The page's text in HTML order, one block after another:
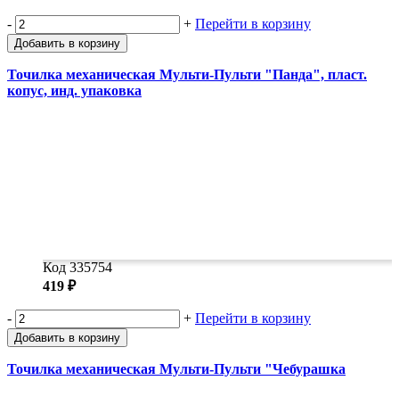
- + Перейти в корзину
Добавить в корзину
Точилка механическая Мульти-Пульти "Панда", пласт.
копус, инд. упаковка
Код 335754
419 ₽
- + Перейти в корзину
Добавить в корзину
Точилка механическая Мульти-Пульти "Чебурашка